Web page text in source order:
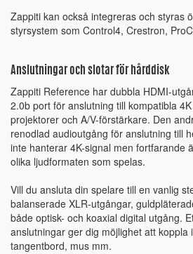
Zappiti kan också integreras och styras
styrsystem som Control4, Crestron,
Anslutningar och slotar för hårddisk
Zappiti Reference har dubbla HDMI-
2.0b port för anslutning till kompatibla
projektorer och A/V-förstärkare. Den
renodlad audioutgång för anslutning till
inte hanterar 4K-signal men fortfarande
olika ljudformaten som spelas.
Vill du ansluta din spelare till en vanlig
balanserade XLR-utgångar,
både optisk- och koaxial digital utgång.
anslutningar ger dig möjlighet att koppla
tangentbord, mus mm.